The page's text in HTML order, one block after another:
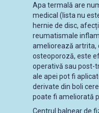
Apa termală are
medical (lista nu
hernie de disc,
reumatismale
ameliorează artrita,
osteoporoză, este
operativă sau post-
ale apei pot fi
derivate din boli
poate fi ameliorată
Centrul balnear de